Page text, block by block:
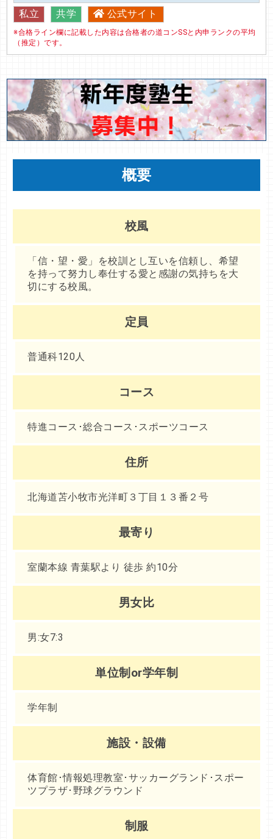
私立
共学 公式サイト
※合格ライン欄に記載した内容は合格者の道コンSSと内申ランクの平均
（推定）です。
概要
校風
「信・望・愛」を校訓とし互いを信頼し、希望
を持って努力し奉仕する愛と感謝の気持ちを大
切にする校風。
定員
普通科120人
コース
特進コース･総合コース･スポーツコース
住所
北海道苫小牧市光洋町３丁目１３番２号
最寄り
室蘭本線 青葉駅より 徒歩 約10分
男女比
男:女7:3
単位制or学年制
学年制
施設・設備
体育館･情報処理教室･サッカーグランド･スポー
ツプラザ･野球グラウンド
制服